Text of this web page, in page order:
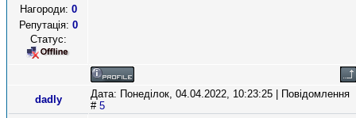
Нагороди: 0
Репутація: 0
Статус:
dadly
Дата: Понеділок, 04.04.2022, 10:23:25 | Повідомлення
# 5